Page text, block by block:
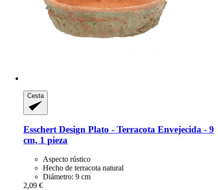
Cesta
Esschert Design Plato -​ Terracota Envejecida -​ 9
cm, 1 pieza
Aspecto rústico
Hecho de terracota natural
Diámetro: 9 cm
2,09 €